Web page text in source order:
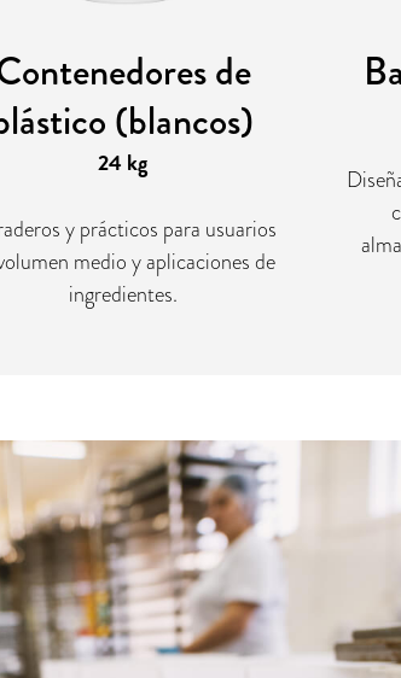
de
(blancos)
24 kg
y prácticos para usuarios
medio y aplicaciones de
ingredientes.